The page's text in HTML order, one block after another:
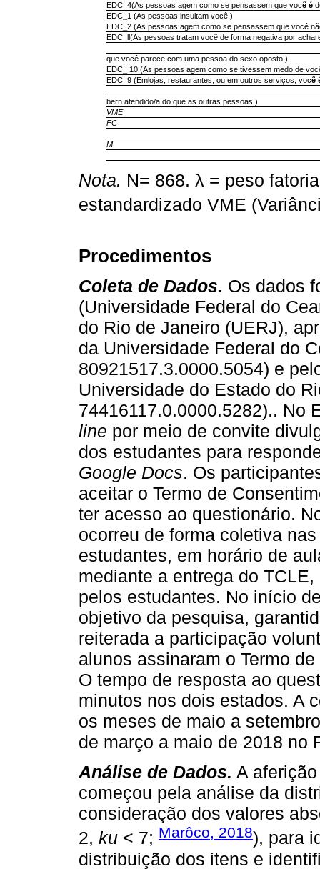
EDC_ 4(As pessoas agem como se pensassem que você é
EDC_ 1 (As pessoas insultam você.)
EDC_ 2 (As pessoas agem como se pensassem que você
EDC_ ll(As pessoas tratam você de forma negativa por
que você parece com uma pessoa do sexo oposto.)
EDC_
10 (As pessoas agem como se tivessem medo de
EDC_ 9 (Emlojas, restaurantes, ou em outros serviços, você
bern atendido/a do que as outras pessoas.)
VME
FC
M
Nota. N= 868. λ = peso
estandardizado VME
Procedimentos
Coleta de Dados. Os dados
(Universidade Federal do
do Rio de Janeiro (UERJ),
da Universidade Federal do
80921517.3.0000.5054) e
Universidade do Estado do
74416117.0.0000.5282).. No
line por meio de convite
dos estudantes para
Google Docs. Os
aceitar o Termo de
ter acesso ao questionário.
ocorreu de forma coletiva
estudantes, em horário de
mediante a entrega do
pelos estudantes. No início
objetivo da pesquisa,
reiterada a participação
alunos assinaram o Termo
O tempo de resposta ao
minutos nos dois estados. A
os meses de maio a
de março a maio de 2018 no
Análise de Dados. A
começou pela análise da
consideração dos valores
2, ku < 7; Marôco, 2018), para
distribuição dos itens e